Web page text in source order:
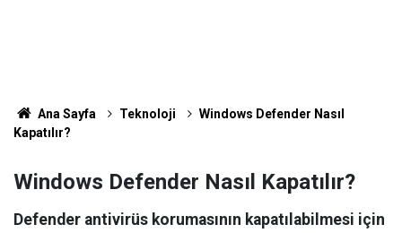
Ana Sayfa Teknoloji
Windows Defender Nasıl
Kapatılır?
Windows Defender Nasıl Kapatılır?
Defender antivirüs korumasının kapatılabilmesi için